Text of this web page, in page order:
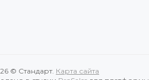
© Стандарт. Карта сайта